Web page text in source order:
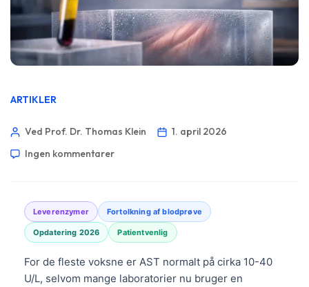
ARTIKLER
Ved Prof. Dr. Thomas Klein
1. april 2026
Ingen kommentarer
Leverenzymer Fortolkning af blodprøve
Opdatering 2026 Patientvenlig
For de fleste voksne er AST normalt på cirka 10-40
U/L, selvom mange laboratorier nu bruger en